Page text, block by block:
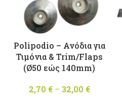
Polipodio – Ανόδια για
Τιμόνια & Trim/Flaps
(Ø50 εώς 140mm)
2,70 € – 32,00 €